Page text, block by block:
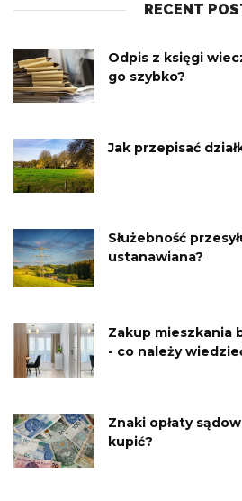
RECENT
Odpis z księgi
go szybko?
Jak przepisać
Służebność
ustanawiana?
Zakup mieszkania
- co należy
Znaki opłaty
kupić?